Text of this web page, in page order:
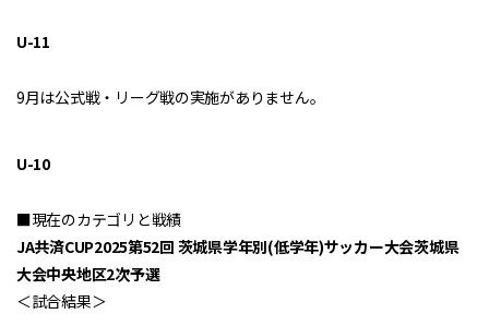
U-11
9月は公式戦・リーグ戦の実施がありません。
U-10
■現在のカテゴリと戦績
JA共済CUP2025第52回 茨城県学年別(低学年)サッカー大会茨城県
大会中央地区2次予選
＜試合結果＞